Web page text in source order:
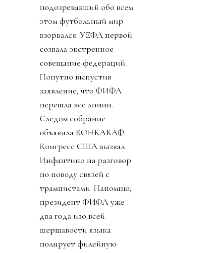
подозревавший обо всем
этом футбольный мир
взорвался. УЕФА первой
созвала экстренное
совещание федераций.
Попутно выпустив
заявление, что ФИФА
перешла все линии.
Следом собрание
объявила КОНКАКАФ.
Конгресс США вызвал
Инфантино на разговор
по поводу связей с
трампистами. Напомню,
президент ФИФА уже
два года изо всей
шершавости языка
полирует филейную